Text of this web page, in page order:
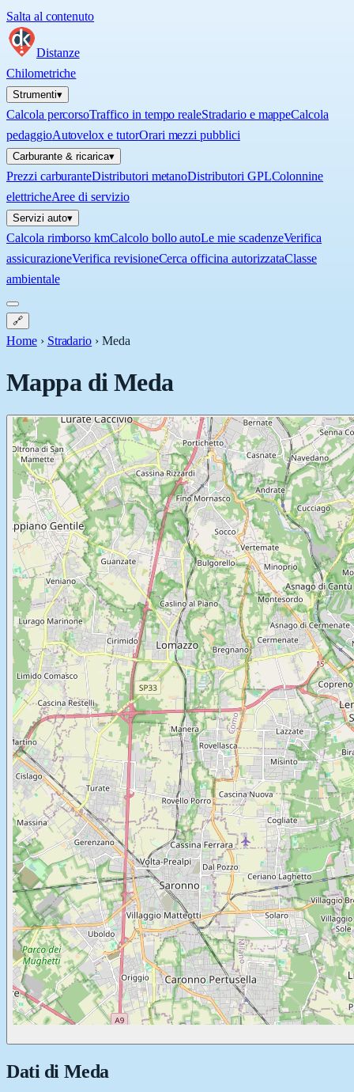
Salta al contenuto
Distanze
Chilometriche
Strumenti▾
Calcola percorsoTraffico in tempo realeStradario e mappeCalcola
pedaggioAutovelox e tutorOrari mezzi pubblici
Carburante & ricarica▾
Prezzi carburanteDistributori metanoDistributori GPLColonnine
elettricheAree di servizio
Servizi auto▾
Calcola rimborso kmCalcolo bollo autoLe mie scadenzeVerifica
assicurazioneVerifica revisioneCerca officina autorizzataClasse
ambientale
🔗
Home › Stradario ›Meda
Mappa diMeda
Dati di Meda